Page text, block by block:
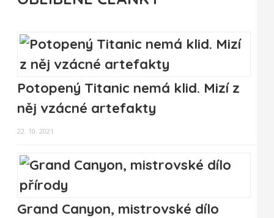
Potopený Titanic nemá klid. Mizí z
něj vzácné artefakty
22. 10. 2021
Grand Canyon, mistrovské dílo